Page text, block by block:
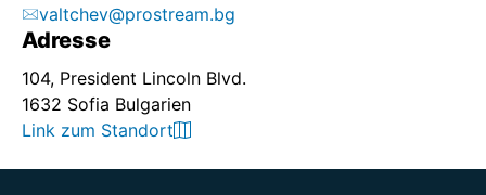
valtchev@prostream.bg
Adresse
104, President Lincoln Blvd.
1632 Sofia Bulgarien
Link zum Standort